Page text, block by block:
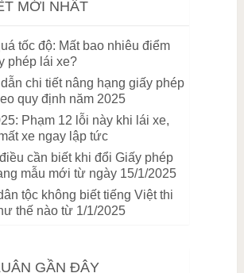
MỚI NHẤT
tốc độ: Mất bao nhiêu điểm
phép lái xe?
chi tiết nâng hạng giấy phép
quy định năm 2025
Phạm 12 lỗi này khi lái xe,
xe ngay lập tức
cần biết khi đổi Giấy phép
mẫu mới từ ngày 15/1/2025
tộc không biết tiếng Việt thi
thế nào từ 1/1/2025
GẦN ĐÂY